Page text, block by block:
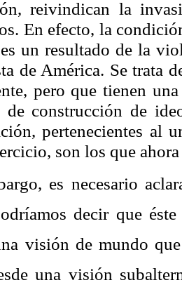
reivindican la
En efecto, la
un resultado de la
de América. Se trata
pero que tienen
construcción de
pertenecientes al
son los que
es necesario
decir que
visión de mundo
una visión